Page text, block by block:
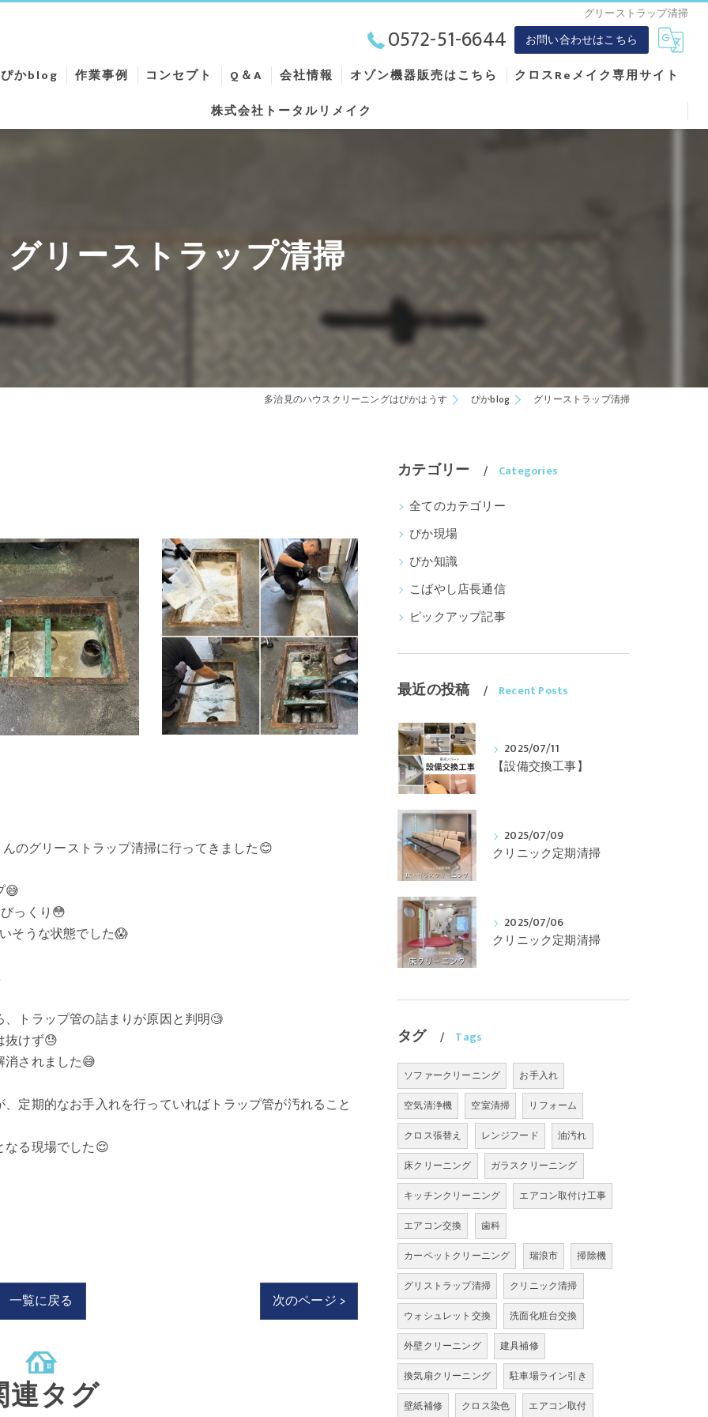
グリーストラップ清掃
0572-51-6644 お問い合わせはこちら
グ
ング
ぴかblog 作業事例 コンセプト Q＆A 会社情報 オゾン機器販売はこちら
クロスReメイク専用サイト
株式会社トータルリメイク
グリーストラップ清掃
多治見のハウスクリーニングはぴかはうす ぴかblog グリーストラップ清掃
のグリーストラップ清掃に行ってきました😊
😅
っくり😳
そうな状態でした😱
トラップ管の詰まりが原因と判明🧐
抜けず😓
されました😅
定期的なお手入れを行っていればトラップ管が汚れること
る現場でした😌
一覧に戻る 次のページ >
連タグ
カテゴリー Categories
全てのカテゴリー
ぴか現場
ぴか知識
こばやし店長通信
ピックアップ記事
最近の投稿 Recent Posts
2025/07/11
【設備交換工事】
2025/07/09
クリニック定期清掃
2025/07/06
クリニック定期清掃
タグ Tags
ソファークリーニング
お手入れ
空気清浄機
空室清掃
リフォーム
クロス張替え
レンジフード
油汚れ
床クリーニング
ガラスクリーニング
キッチンクリーニング
エアコン取付け工事
エアコン交換
歯科
カーペットクリーニング
瑞浪市
掃除機
グリストラップ清掃
クリニック清掃
ウォシュレット交換
洗面化粧台交換
外壁クリーニング
建具補修
換気扇クリーニング
駐車場ライン引き
壁紙補修
クロス染色
エアコン取付